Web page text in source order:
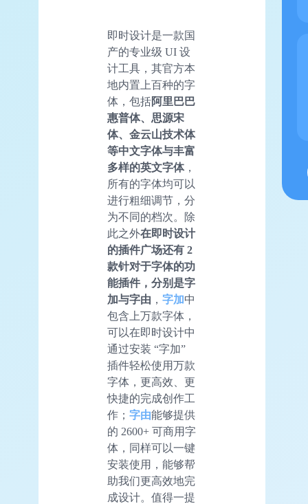
即时设计是一款国
产的专业级 UI 设
计工具，其官方本
地内置上百种的字
体，包括阿里巴巴
惠普体、思源宋
体、金云山技术体
等中文字体与丰富
多样的英文字体，
所有的字体均可以
进行粗细调节，分
为不同的档次。除
此之外在即时设计
的插件广场还有 2
款针对于字体的功
能插件，分别是字
加与字由 ， 字加中
包含上万款字体，
可以在即时设计中
通过安装 “字加”
插件轻松使用万款
字体，更高效、更
快捷的完成创作工
作； 字由能够提供
的 2600+ 可商用字
体，同样可以一键
安装使用，能够帮
助我们更高效地完
成设计。值得一提